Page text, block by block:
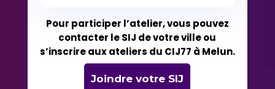
Pour participer l’atelier, vous pouvez
contacter le SIJ de votre ville ou
s’inscrire aux ateliers du CIJ77 à Melun.
Joindre votre SIJ